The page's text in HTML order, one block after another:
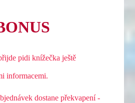
pidi knížečka ještě
informacemi.
dostane překvapení -